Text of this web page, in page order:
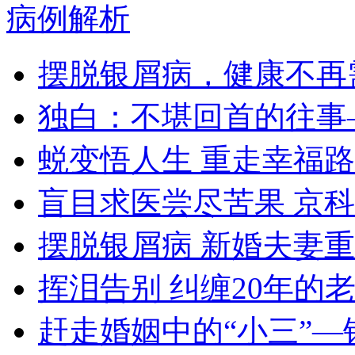
病例解析
摆脱银屑病，健康不
独白：不堪回首的往
蜕变悟人生 重走幸福路
盲目求医尝尽苦果 京
摆脱银屑病 新婚夫妻
挥泪告别 纠缠20年的
赶走婚姻中的“小三”—